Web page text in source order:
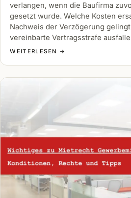
verlangen, wenn die Baufirma
gesetzt wurde. Welche Kosten
Nachweis der Verzögerung
vereinbarte Vertragsstrafe
WEITERLESEN →